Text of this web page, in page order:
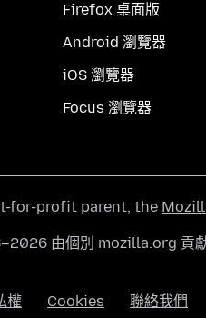
Firefox 桌面版
Android 瀏覽器
iOS 瀏覽器
Focus 瀏覽器
for-profit parent, the
由個別 mozilla.org 貢
權 Cookies 聯絡我們